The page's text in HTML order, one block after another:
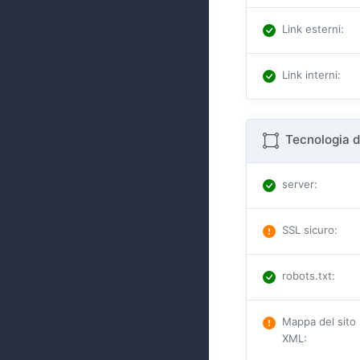
Link esterni:
Link interni:
Tecnologia
server:
SSL sicuro:
robots.txt:
Mappa del sito
XML: